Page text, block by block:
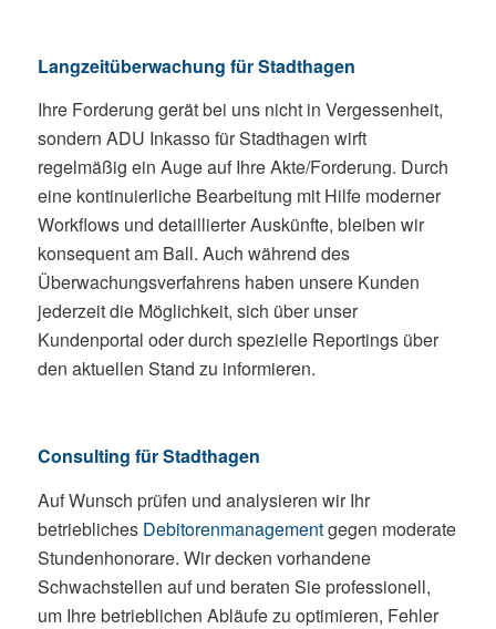
Langzeitüberwachung für Stadthagen
Ihre Forderung gerät bei uns nicht in Vergessenheit,
sondern ADU Inkasso für Stadthagen wirft
regelmäßig ein Auge auf Ihre Akte/Forderung. Durch
eine kontinuierliche Bearbeitung mit Hilfe moderner
Workflows und detaillierter Auskünfte, bleiben wir
konsequent am Ball. Auch während des
Überwachungsverfahrens haben unsere Kunden
jederzeit die Möglichkeit, sich über unser
Kundenportal oder durch spezielle Reportings über
den aktuellen Stand zu informieren.
Consulting für Stadthagen
Auf Wunsch prüfen und analysieren wir Ihr
betriebliches Debitorenmanagementgegen moderate
Stundenhonorare. Wir decken vorhandene
Schwachstellen auf und beraten Sie professionell,
um Ihre betrieblichen Abläufe zu optimieren, Fehler